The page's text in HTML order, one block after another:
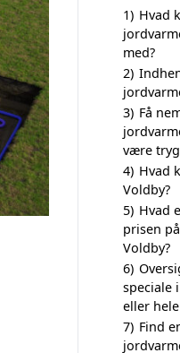
1) Hvad
med?
2)
3) Få
være
4) Hvad
Voldby?
5) Hvad
prisen
Voldby?
6)
speciale
eller
7) Find